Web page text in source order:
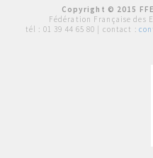
Copyright © 2015
Fédération Française des
tél : 01 39 44 65 80 | contact :